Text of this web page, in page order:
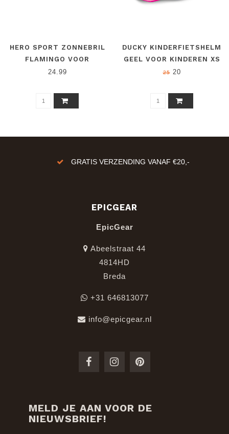
HERO SPORT ZONNEBRIL
FLAMINGO VOOR
KINDEREN
24.99
DUCKY KINDERFIETSHELM
GEEL VOOR KINDEREN XS
(48 - 52 CM)
2520
GRATIS VERZENDING VANAF €20,-
EPICGEAR
EpicGear
Abeelstraat 44
4814HD
Breda
+31 646813077
info@epicgear.nl
MELD JE AAN VOOR DE
NIEUWSBRIEF!